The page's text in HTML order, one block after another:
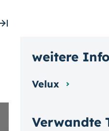
Verwandte
weitere
Velux